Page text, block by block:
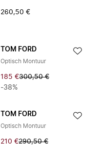
260,50 €
TOM FORD
Optisch Montuur
185 €300,50 €
-38%
TOM FORD
Optisch Montuur
210 €290,50 €